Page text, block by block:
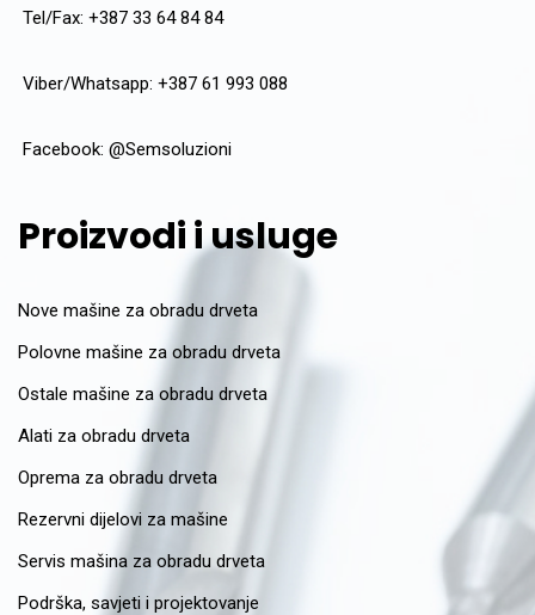
Tel/Fax: +387 33 64 84 84
Viber/Whatsapp: +387 61 993 088
Facebook: @Semsoluzioni
Proizvodi i usluge
Nove mašine za obradu drveta
Polovne mašine za obradu drveta
Ostale mašine za obradu drveta
Alati za obradu drveta
Oprema za obradu drveta
Rezervni dijelovi za mašine
Servis mašina za obradu drveta
Podrška, savjeti i projektovanje